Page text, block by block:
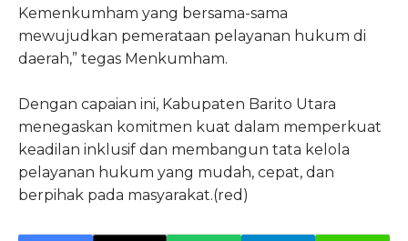
Kemenkumham yang bersama-sama
mewujudkan pemerataan pelayanan hukum di
daerah,” tegas Menkumham.
Dengan capaian ini, Kabupaten Barito Utara
menegaskan komitmen kuat dalam memperkuat
keadilan inklusif dan membangun tata kelola
pelayanan hukum yang mudah, cepat, dan
berpihak pada masyarakat.(red)